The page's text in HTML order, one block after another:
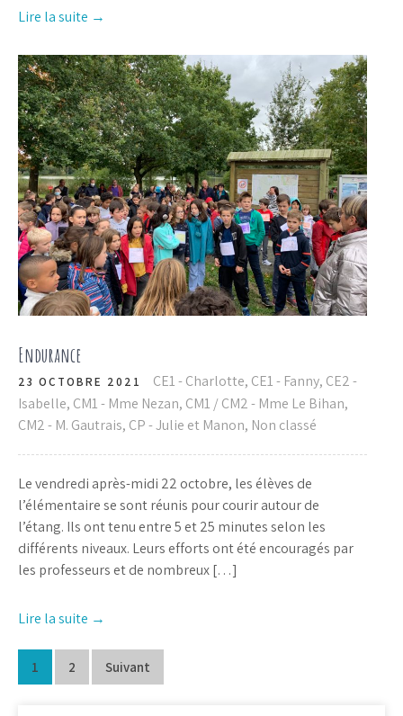
Lire la suite →
Endurance
23 OCTOBRE 2021 CE1 - Charlotte, CE1 - Fanny, CE2 -
Isabelle, CM1 - Mme Nezan, CM1 / CM2 - Mme Le Bihan,
CM2 - M. Gautrais, CP - Julie et Manon, Non classé
Le vendredi après-midi 22 octobre, les élèves de
l’élémentaire se sont réunis pour courir autour de
l’étang. Ils ont tenu entre 5 et 25 minutes selon les
différents niveaux. Leurs efforts ont été encouragés par
les professeurs et de nombreux […]
Lire la suite →
Navigation
1 2 Suivant